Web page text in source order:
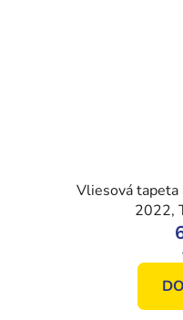
Vliesová
2022,